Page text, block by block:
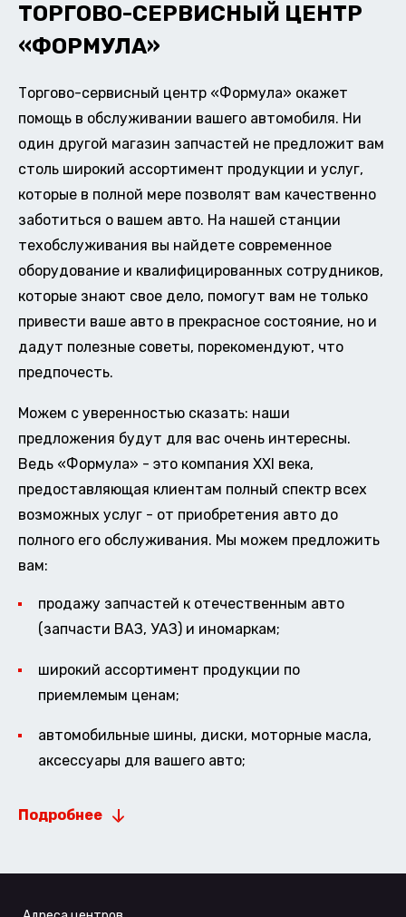
ТОРГОВО-СЕРВИСНЫЙ ЦЕНТР
«ФОРМУЛА»
Торгово-сервисный центр «Формула» окажет
помощь в обслуживании вашего автомобиля. Ни
один другой магазин запчастей не предложит вам
столь широкий ассортимент продукции и услуг,
которые в полной мере позволят вам качественно
заботиться о вашем авто. На нашей станции
техобслуживания вы найдете современное
оборудование и квалифицированных сотрудников,
которые знают свое дело, помогут вам не только
привести ваше авто в прекрасное состояние, но и
дадут полезные советы, порекомендуют, что
предпочесть.
Можем с уверенностью сказать: наши
предложения будут для вас очень интересны.
Ведь «Формула» - это компания XXI века,
предоставляющая клиентам полный спектр всех
возможных услуг - от приобретения авто до
полного его обслуживания. Мы можем предложить
вам:
продажу запчастей к отечественным авто
(запчасти ВАЗ, УАЗ) и иномаркам;
широкий ассортимент продукции по
приемлемым ценам;
автомобильные шины, диски, моторные масла,
аксессуары для вашего авто;
Подробнее